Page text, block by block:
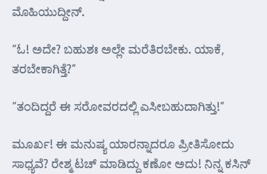
ಮೊಹಿಯುದ್ದೀನ್.
“ಓ! ಅದೇ? ಬಹುಶಃ ಅಲ್ಲೇ ಮರೆತಿರಬೇಕು. ಯಾಕೆ,
ತರಬೇಕಾಗಿತ್ತೆ?”
“ತಂದಿದ್ದರೆ ಈ ಸರೋವರದಲ್ಲಿ ಎಸೀಬಹುದಾಗಿತ್ತು!”
ಮೂರ್ಖ! ಈ ಮನುಷ್ಯ ಯಾರನ್ನಾದರೂ ಪ್ರೀತಿಸೋದು
ಸಾಧ್ಯವೆ? ರೇಶ್ಮ ಟಚ್ ಮಾಡಿದ್ದು ಕಣೋ ಅದು! ನಿನ್ನ ಕಸಿನ್